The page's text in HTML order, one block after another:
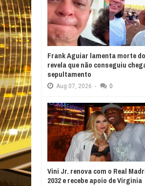
Frank Aguiar lamenta morte
revela que não conseguiu
sepultamento
Aug 07, 2026 - 0
Vini Jr. renova com o Real
2032 e recebe apoio de Virginia